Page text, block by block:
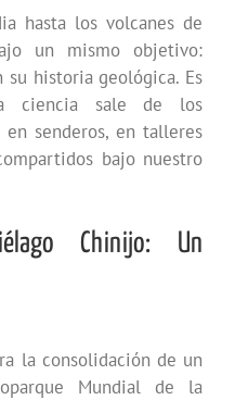
hasta los volcanes de
un mismo objetivo:
su historia geológica. Es
ciencia sale de los
senderos, en talleres
bajo nuestro
Chinijo: Un
la consolidación de un
Mundial de la